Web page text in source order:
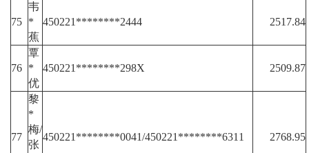
75
韦
*
蕉
450221********2444 2517.84
76
覃
*
优
450221********298X 2509.87
77
黎
*
梅/
张
450221********0041/450221********6311 2768.95